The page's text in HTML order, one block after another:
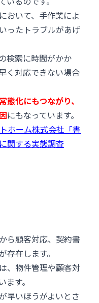
おいて、手作業によ
ったトラブルがあげ
検索に時間がかか
く対応できない場合
化にもつながり、
にもなっています。
ホーム株式会社「書
関する実態調査
ら顧客対応、契約書
在します。
、物件管理や顧客対
す。
早いほうがよいとさ